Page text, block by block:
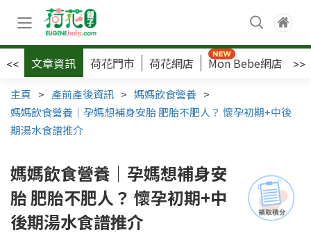
<< 文章資訊 荷花門市 荷花網店 Mon Bebe網店 >>
主頁 > 產前產後資訊 > 媽媽飲食營養 >
媽媽飲食營養｜孕媽想補身安胎 肥胎不肥人？ 懷孕初期+中後
期湯水食譜推介
媽媽飲食營養｜孕媽想補身安
胎 肥胎不肥人？ 懷孕初期+中
後期湯水食譜推介